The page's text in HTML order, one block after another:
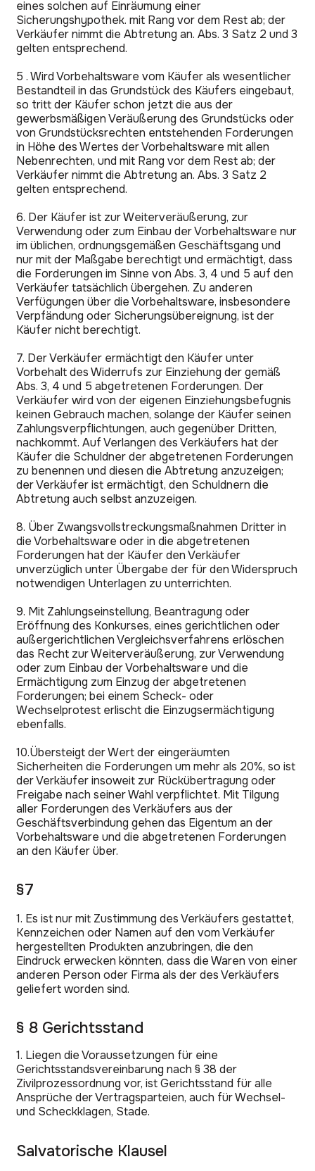
eines solchen auf Einräumung einer
Sicherungshypothek. mit Rang vor dem Rest ab; der
Verkäufer nimmt die Abtretung an. Abs. 3 Satz 2 und 3
gelten entsprechend.
5 . Wird Vorbehaltsware vom Käufer als wesentlicher
Bestandteil in das Grundstück des Käufers eingebaut,
so tritt der Käufer schon jetzt die aus der
gewerbsmäßigen Veräußerung des Grundstücks oder
von Grundstücksrechten entstehenden Forderungen
in Höhe des Wertes der Vorbehaltsware mit allen
Nebenrechten, und mit Rang vor dem Rest ab; der
Verkäufer nimmt die Abtretung an. Abs. 3 Satz 2
gelten entsprechend.
6. Der Käufer ist zur Weiterveräußerung, zur
Verwendung oder zum Einbau der Vorbehaltsware nur
im üblichen, ordnungsgemäßen Geschäftsgang und
nur mit der Maßgabe berechtigt und ermächtigt, dass
die Forderungen im Sinne von Abs. 3, 4 und 5 auf den
Verkäufer tatsächlich übergehen. Zu anderen
Verfügungen über die Vorbehaltsware, insbesondere
Verpfändung oder Sicherungsübereignung, ist der
Käufer nicht berechtigt.
7. Der Verkäufer ermächtigt den Käufer unter
Vorbehalt des Widerrufs zur Einziehung der gemäß
Abs. 3, 4 und 5 abgetretenen Forderungen. Der
Verkäufer wird von der eigenen Einziehungsbefugnis
keinen Gebrauch machen, solange der Käufer seinen
Zahlungsverpflichtungen, auch gegenüber Dritten,
nachkommt. Auf Verlangen des Verkäufers hat der
Käufer die Schuldner der abgetretenen Forderungen
zu benennen und diesen die Abtretung anzuzeigen;
der Verkäufer ist ermächtigt, den Schuldnern die
Abtretung auch selbst anzuzeigen.
8. Über Zwangsvollstreckungsmaßnahmen Dritter in
die Vorbehaltsware oder in die abgetretenen
Forderungen hat der Käufer den Verkäufer
unverzüglich unter Übergabe der für den Widerspruch
notwendigen Unterlagen zu unterrichten.
9. Mit Zahlungseinstellung, Beantragung oder
Eröffnung des Konkurses, eines gerichtlichen oder
außergerichtlichen Vergleichsverfahrens erlöschen
das Recht zur Weiterveräußerung, zur Verwendung
oder zum Einbau der Vorbehaltsware und die
Ermächtigung zum Einzug der abgetretenen
Forderungen; bei einem Scheck- oder
Wechselprotest erlischt die Einzugsermächtigung
ebenfalls.
10.Übersteigt der Wert der eingeräumten
Sicherheiten die Forderungen um mehr als 20%, so ist
der Verkäufer insoweit zur Rückübertragung oder
Freigabe nach seiner Wahl verpflichtet. Mit Tilgung
aller Forderungen des Verkäufers aus der
Geschäftsverbindung gehen das Eigentum an der
Vorbehaltsware und die abgetretenen Forderungen
an den Käufer über.
§7
1. Es ist nur mit Zustimmung des Verkäufers gestattet,
Kennzeichen oder Namen auf den vom Verkäufer
hergestellten Produkten anzubringen, die den
Eindruck erwecken könnten, dass die Waren von einer
anderen Person oder Firma als der des Verkäufers
geliefert worden sind.
§ 8 Gerichtsstand
1. Liegen die Voraussetzungen für eine
Gerichtsstandsvereinbarung nach § 38 der
Zivilprozessordnung vor, ist Gerichtsstand für alle
Ansprüche der Vertragsparteien, auch für Wechsel-
und Scheckklagen, Stade.
Salvatorische Klausel